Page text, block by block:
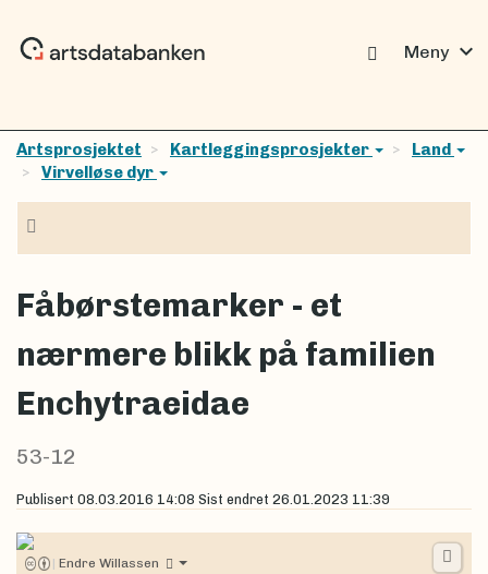
Meny expand_more
Artsprosjektet Kartleggingsprosjekter
Land
Virvelløse dyr
Fåbørstemarker - et
nærmere blikk på familien
Enchytraeidae
53-12
Publisert 08.03.2016 14:08 Sist endret 26.01.2023 11:39
| Endre Willassen